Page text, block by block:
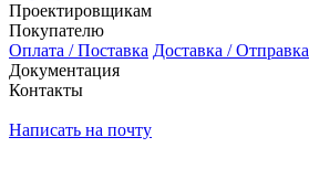
Проектировщикам
Покупателю
Оплата / Поставка Доставка / Отправка
Документация
Контакты
Написать на почту